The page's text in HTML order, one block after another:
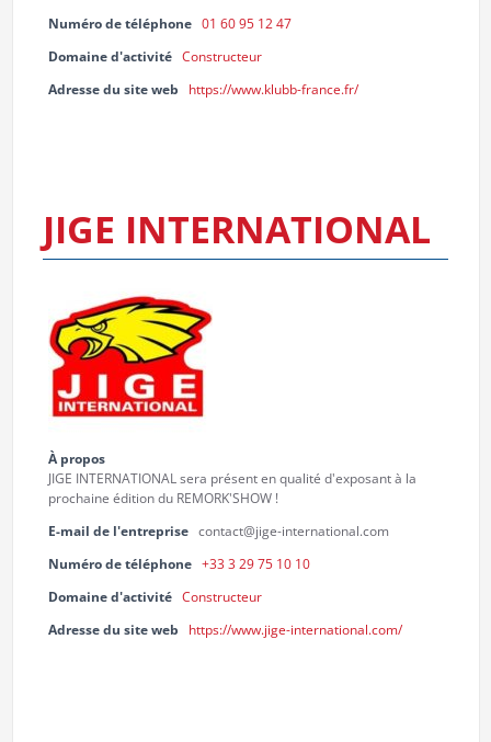
Numéro de téléphone 01 60 95 12 47
Domaine d'activité Constructeur
Adresse du site web
https://www.klubb-france.fr/
JIGE INTERNATIONAL
À propos
JIGE INTERNATIONAL sera présent en qualité d'exposant à la
prochaine édition du REMORK'SHOW !
E-mail de l'entreprise contact@jige-international.com
Numéro de téléphone +33 3 29 75 10 10
Domaine d'activité Constructeur
Adresse du site web
https://www.jige-international.com/